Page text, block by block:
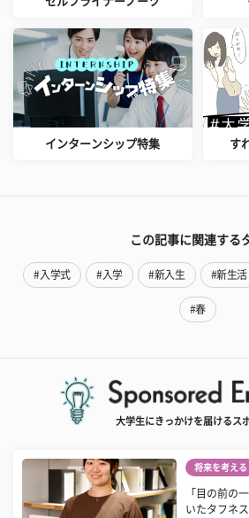
インターンシップ特集 す
この記事に関連する
#入学式 #入学 #新入生 #新生活
#春
大学生にきっかけを届けるス
将来を考える
「目の前の
いたタフネ